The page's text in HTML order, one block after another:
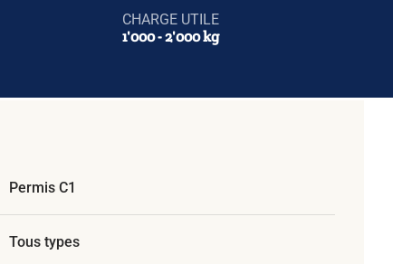
CHARGE UTILE
1'000 - 2'000 kg
Permis C1
Tous types